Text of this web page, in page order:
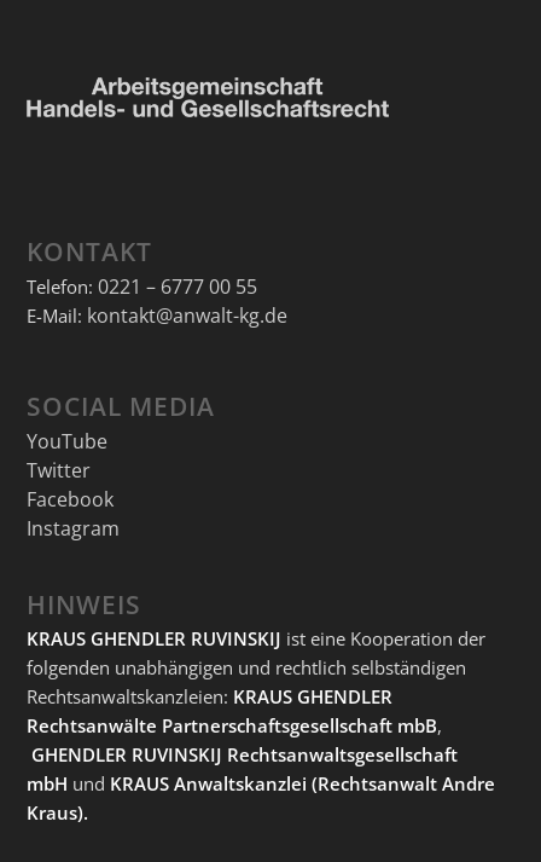
KONTAKT
Telefon: 0221 – 6777 00 55
E-Mail: kontakt@anwalt-kg.de
SOCIAL MEDIA
YouTube
Twitter
Facebook
Instagram
HINWEIS
KRAUS GHENDLER RUVINSKIJ ist eine Kooperation der
folgenden unabhängigen und rechtlich selbständigen
Rechtsanwaltskanzleien: KRAUS GHENDLER
Rechtsanwälte Partnerschaftsgesellschaft mbB,
GHENDLER RUVINSKIJ Rechtsanwaltsgesellschaft
mbH und KRAUS Anwaltskanzlei (Rechtsanwalt Andre
Kraus).